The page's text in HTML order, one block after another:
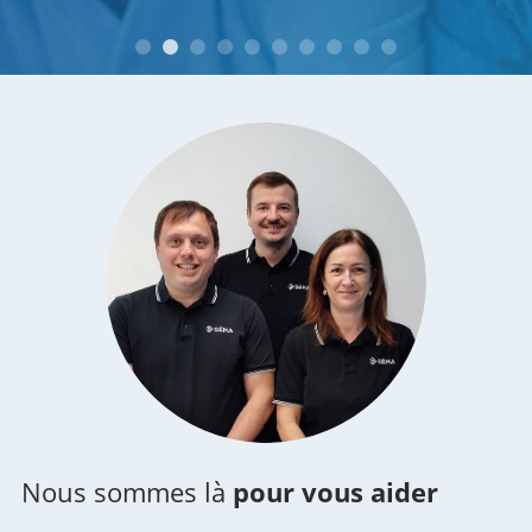
M. et Mme B. à Montélimar (26)
Nous sommes là pour vous aider